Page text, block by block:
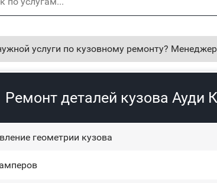
услуги по кузовному ремонту?
Ремонт деталей кузова Ауди
геометрии кузова